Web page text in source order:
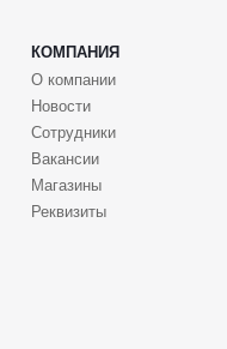
КОМПАНИЯ
О компании
Новости
Сотрудники
Вакансии
Магазины
Реквизиты